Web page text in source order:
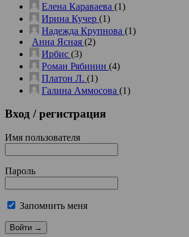
Елена Караваева (1)
Ирина Кучер (1)
Надежда Крупнова (1)
Анна Ясная (2)
Ирбис (3)
Роман Рябинин (4)
Платон Л. (1)
Галина Аммосова (1)
Вход / регистрация
Имя пользователя
Пароль
Запомнить меня